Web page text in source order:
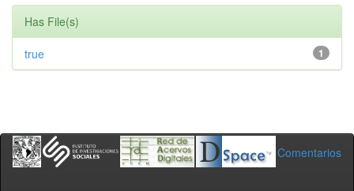
Has File(s)
1
true
Comentarios